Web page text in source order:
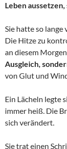
Leben
Sie hatte so lange
Die Hitze zu
an diesem
Ausgleich,
von Glut und
Ein Lächeln legte
immer heiß. Die
sich verändert.
Sie trat einen